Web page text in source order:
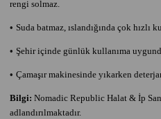
rengi solmaz.
• Suda batmaz, ıslandığında çok hızlı
• Şehir içinde günlük kullanıma
• Çamaşır makinesinde yıkarken
Bilgi: Nomadic Republic Halat & İp
adlandırılmaktadır.